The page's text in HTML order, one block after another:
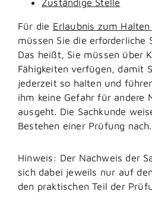
Für die Erlaubnis zum
müssen Sie die erforderliche
Das heißt, Sie müssen über
Fähigkeiten verfügen, damit
jederzeit so halten und
ihm keine Gefahr für andere
ausgeht. Die Sachkunde
Bestehen einer Prüfung nach.
Hinweis: Der Nachweis der
sich dabei jeweils nur auf
den praktischen Teil der